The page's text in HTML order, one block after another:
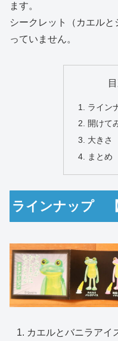
ます。
シークレット（カエル
っていません。
ライン
開けて
大きさ
まとめ
ラインナップ 【
カエルとバニラアイ